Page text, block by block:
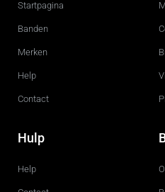
o r
Startpagina
Banden
Merken
Help
Contact
Hulp
Help